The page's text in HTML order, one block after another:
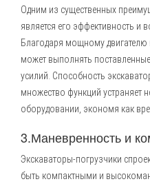
Одним из существенных
является его эффективность
Благодаря мощному двигателю
может выполнять
усилий. Способность
множество функций устраняет
оборудовании, экономя как
3.Маневренность и
Экскаваторы-погрузчики
быть компактными и